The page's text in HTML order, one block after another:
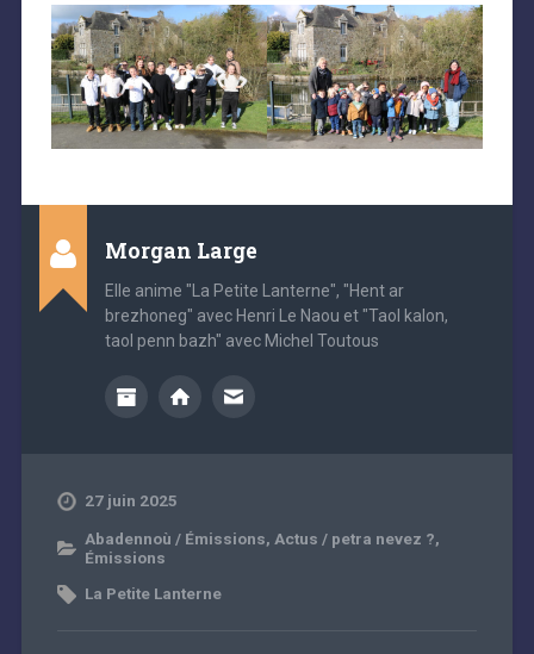
Morgan Large
Elle anime "La Petite Lanterne", "Hent ar
brezhoneg" avec Henri Le Naou et "Taol kalon,
taol penn bazh" avec Michel Toutous
27 juin 2025
Abadennoù / Émissions, Actus / petra nevez ?,
Émissions
La Petite Lanterne